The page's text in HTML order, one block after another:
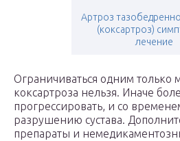
Артроз
(коксартроз)
лечение
Ограничиваться одним только
коксартроза нельзя. Иначе
прогрессировать, и со
разрушению сустава.
препараты и